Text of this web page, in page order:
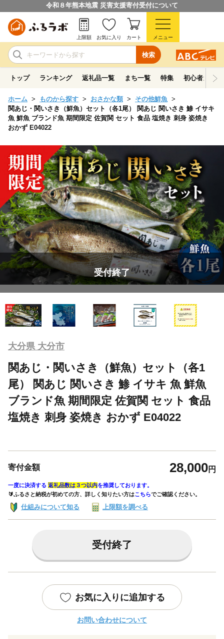
令和８年熊本地震 災害支援寄付受付について
検索
上限額 お気に入り カート メニュー
トップ ランキング 返礼品一覧 まち一覧 特集 初心者ガイド
ホーム ものから探す おさかな類
その他鮮魚
関あじ・関いさき（鮮魚）セット（各1尾） 関あじ 関いさき 鯵 イサキ
魚 鮮魚 ブランド魚 期間限定 佐賀関 セット 食品 塩焼き 刺身 姿焼き
おかず E04022
受付終了
大分県 大分市
関あじ・関いさき（鮮魚）セット（各1
尾） 関あじ 関いさき 鯵 イサキ 魚 鮮魚
ブランド魚 期間限定 佐賀関 セット 食品
塩焼き 刺身 姿焼き おかず E04022
寄付金額 28,000円
一度に決済する 返礼品数は３つ以内を推奨しております。
🔰ふるさと納税が初めての方、詳しく知りたい方はこちらでご確認ください。
仕組みについて知る 上限額を調べる
受付終了
お気に入りに追加する
お問い合わせについて